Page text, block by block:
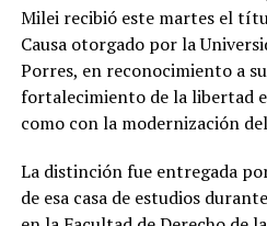
Según la reconstrucción
Maldonado y luego se había
Un chofer de ómnibus aportó
Milei recibió este martes el
Causa otorgado por la
Porres, en reconocimiento a
fortalecimiento de la libertad
como con la modernización
La distinción fue entregada
de esa casa de estudios